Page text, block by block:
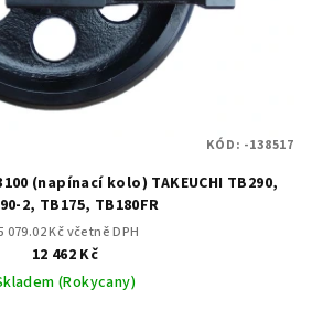
(napínací kolo) TAKEUCHI TB290,
2, TB175, TB180FR
079.02 Kč včetně DPH
12 462 Kč
(Rokycany)
KÓD: -138517